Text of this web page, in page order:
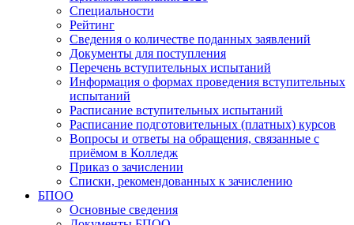
Специальности
Рейтинг
Сведения о количестве поданных заявлений
Документы для поступления
Перечень вступительных испытаний
Информация о формах проведения вступительных
испытаний
Расписание вступительных испытаний
Расписание подготовительных (платных) курсов
Вопросы и ответы на обращения, связанные с
приёмом в Колледж
Приказ о зачислении
Списки, рекомендованных к зачислению
БПОО
Основные сведения